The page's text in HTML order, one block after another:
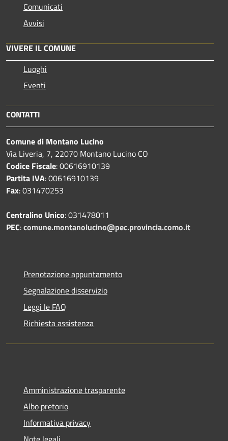
Comunicati
Avvisi
VIVERE IL COMUNE
Luoghi
Eventi
CONTATTI
Comune di Montano Lucino
Via Liveria, 7, 22070 Montano Lucino CO
Codice Fiscale: 00616910139
Partita IVA: 00616910139
Fax: 031470253
Centralino Unico: 031478011
PEC:comune.montanolucino@pec.provincia.como.it
Prenotazione appuntamento
Segnalazione disservizio
Leggi le FAQ
Richiesta assistenza
Amministrazione trasparente
Albo pretorio
Informativa privacy